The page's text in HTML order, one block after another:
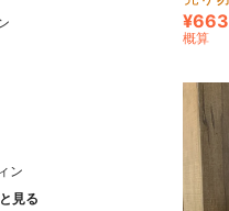
ン
見る
売り
売り
#6 ベ
売り
¥663
概算